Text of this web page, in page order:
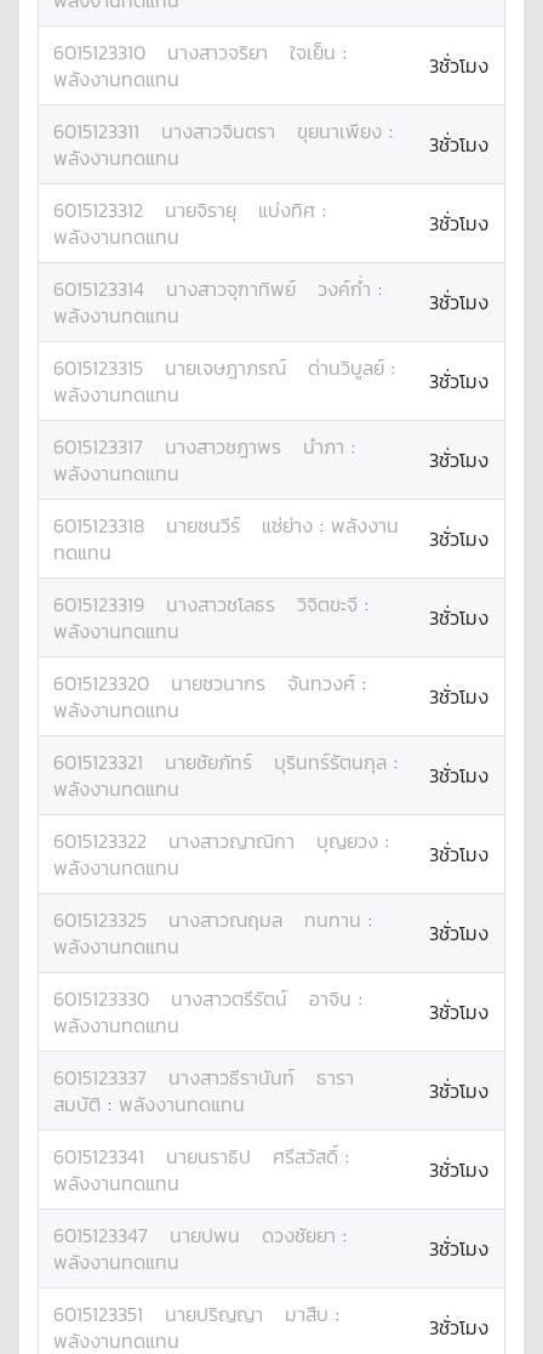
6015123310 นางสาวจริยา ใจเย็น :
พลังงานทดแทน
3ชั่วโมง
6015123311 นางสาวจินตรา ขุยนาเพียง :
พลังงานทดแทน
3ชั่วโมง
6015123312 นายจิรายุ แบ่งทิศ :
พลังงานทดแทน
3ชั่วโมง
6015123314 นางสาวจุฑาทิพย์ วงค์ก่ำ :
พลังงานทดแทน
3ชั่วโมง
6015123315 นายเจษฎาภรณ์ ด่านวิบูลย์ :
พลังงานทดแทน
3ชั่วโมง
6015123317 นางสาวชฎาพร นำภา :
พลังงานทดแทน
3ชั่วโมง
6015123318 นายชนวีร์ แซ่ย่าง : พลังงาน
ทดแทน
3ชั่วโมง
6015123319 นางสาวชโลธร วิจิตขะจี :
พลังงานทดแทน
3ชั่วโมง
6015123320 นายชวนากร จันทวงศ์ :
พลังงานทดแทน
3ชั่วโมง
6015123321 นายชัยภัทร์ บุรินทร์รัตนกุล :
พลังงานทดแทน
3ชั่วโมง
6015123322 นางสาวญาณิกา บุญยวง :
พลังงานทดแทน
3ชั่วโมง
6015123325 นางสาวณฤมล ทนทาน :
พลังงานทดแทน
3ชั่วโมง
6015123330 นางสาวตรีรัตน์ อาจิน :
พลังงานทดแทน
3ชั่วโมง
6015123337 นางสาวธีรานันท์
ธารา
สมบัติ : พลังงานทดแทน 3ชั่วโมง
6015123341 นายนราธิป ศรีสวัสดิ์ :
พลังงานทดแทน
3ชั่วโมง
6015123347 นายปพน ดวงชัยยา :
พลังงานทดแทน
3ชั่วโมง
6015123351 นายปริญญา มาสืบ :
พลังงานทดแทน
3ชั่วโมง